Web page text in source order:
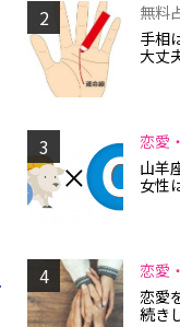
2
無料
手相
大丈
3
恋愛
山羊
女性
4
恋愛
恋愛
続き